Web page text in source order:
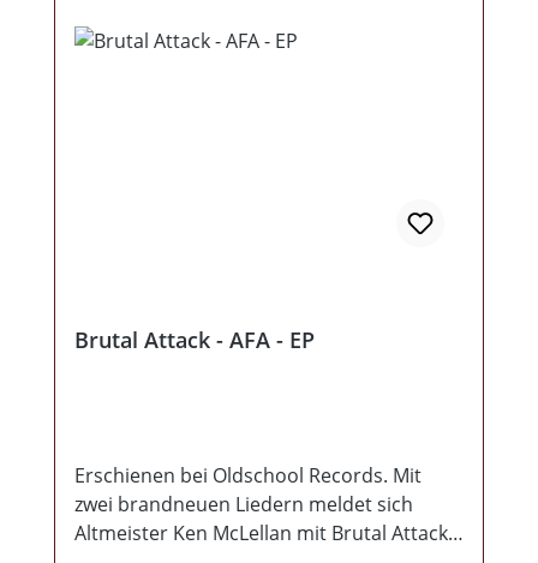
Brutal Attack - AFA - EP
Erschienen bei Oldschool Records. Mit
zwei brandneuen Liedern meldet sich
Altmeister Ken McLellan mit Brutal Attack